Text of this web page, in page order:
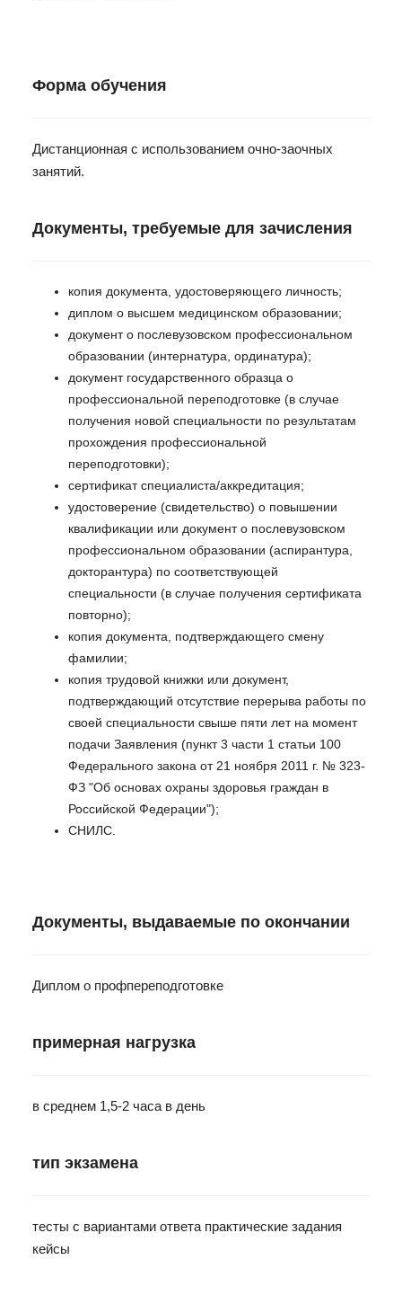
Форма обучения
Дистанционная с использованием очно-заочных
занятий.
Документы, требуемые для зачисления
копия документа, удостоверяющего личность;
диплом о высшем медицинском образовании;
документ о послевузовском профессиональном
образовании (интернатура, ординатура);
документ государственного образца о
профессиональной переподготовке (в случае
получения новой специальности по результатам
прохождения профессиональной
переподготовки);
сертификат специалиста/аккредитация;
удостоверение (свидетельство) о повышении
квалификации или документ о послевузовском
профессиональном образовании (аспирантура,
докторантура) по соответствующей
специальности (в случае получения сертификата
повторно);
копия документа, подтверждающего смену
фамилии;
копия трудовой книжки или документ,
подтверждающий отсутствие перерыва работы по
своей специальности свыше пяти лет на момент
подачи Заявления (пункт 3 части 1 статьи 100
Федерального закона от 21 ноября 2011 г. № 323-
ФЗ "Об основах охраны здоровья граждан в
Российской Федерации");
СНИЛС.
Документы, выдаваемые по окончании
Диплом о профпереподготовке
примерная нагрузка
в среднем 1,5-2 часа в день
тип экзамена
тесты с вариантами ответа практические задания
кейсы